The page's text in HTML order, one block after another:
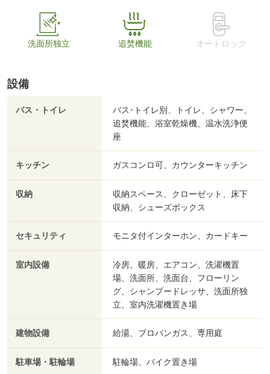
洗面所独立 追焚機能 オートロック
設備
バス・トイレ
バス･トイレ別、トイレ、シャワー、
追焚機能、浴室乾燥機、温水洗浄便
座
キッチン ガスコンロ可、カウンターキッチン
収納
収納スペース、クローゼット、床下
収納、シューズボックス
セキュリティ モニタ付インターホン、カードキー
室内設備
冷房、暖房、エアコン、洗濯機置
場、洗面所、洗面台、フローリン
グ、シャンプードレッサ、洗面所独
立、室内洗濯機置き場
建物設備 給湯、プロパンガス、専用庭
駐車場・駐輪場 駐輪場、バイク置き場